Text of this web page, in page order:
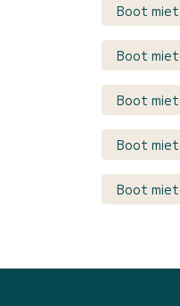
Boot
Boot
Boot
Boot
Boot